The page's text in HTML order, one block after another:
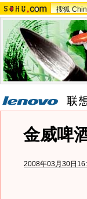
搜狐
金威啤
2008年03月30日